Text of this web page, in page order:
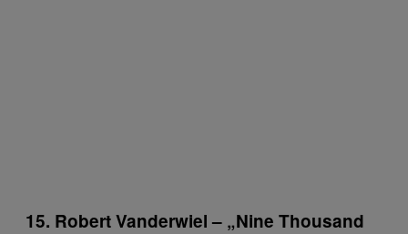
15. Robert Vanderwiel – „Nine Thousand